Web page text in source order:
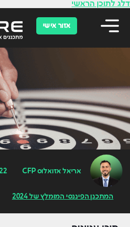
לתוכן
דלג לתוכן הראשי
אזור אישי
אריאל אזואלוס CFP
המתכנן הפיננסי המומלץ של 2024